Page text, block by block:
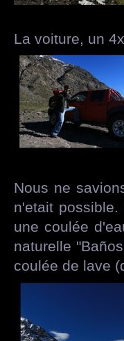
La voiture, un
Nous ne
n'etait
une coulée
naturelle
coulée de lave